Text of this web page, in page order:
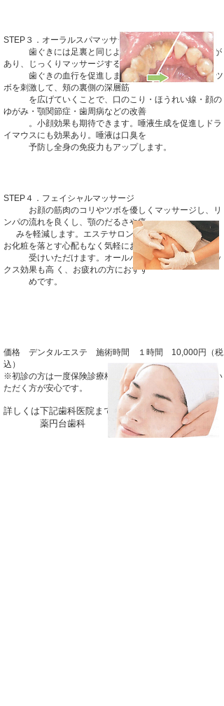
STEP３．オーラルスパマッサージ
歯ぐきには足裏と同じように全身につながるツボが
あり、じっくりマッサージすることで
歯ぐきの血行を促進します。お口の中の40箇所のツ
ボを刺激して、頬の裏側の深層筋
を広げていくことで、口のこり・ほうれい線・顔の
ゆがみ・顎関節症・歯周病などの改善
。小顔効果も期待できます。唾液生成を促進しドラ
イマウスにも効果あり。唾液は口臭を
予防し全身の免疫力もアップします。
STEP４．フェイシャルマッサージ
お顔の筋肉のコリやツボを優しくマッサージし、リ
ンパの流れを良くし、顎のだるさや痛
みを軽減します。エステサロンではありませんので、
お化粧を落とす心配もなく気軽にお
受けいただけます。オールハンドで行うのでリラッ
クス効果も高 く、お疲れの方におすす
めです。
価格 デンタルエステ 施術時間 １時間 10,000円（税
込）
※初診の方は一度保険診療枠にてDrによる診療を受けてい
ただく方が安心です。
詳しくは下記歯科医院までお問い合わせください。
薬円台歯科 ☎
047(461)4182